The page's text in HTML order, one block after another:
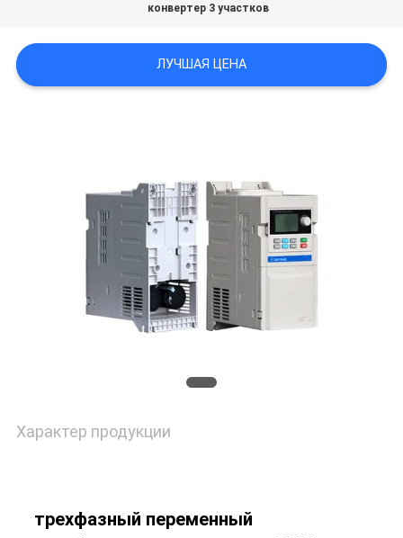
конвертер 3 участков
ЛУЧШАЯ ЦЕНА
Характер продукции
трехфазный переменный